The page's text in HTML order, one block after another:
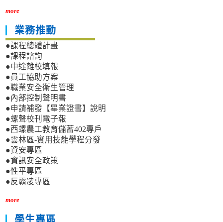
more
業務推動
●課程總體計畫
●課程諮詢
●中途離校填報
●員工協助方案
●職業安全衛生管理
●內部控制聲明書
●申請補發【畢業證書】說明
●螺聲校刊電子報
●西螺農工教育儲蓄402專戶
●雲林區-實用技能學程分發
●資安專區
●資訊安全政策
●性平專區
●反霸凌專區
more
學生專區